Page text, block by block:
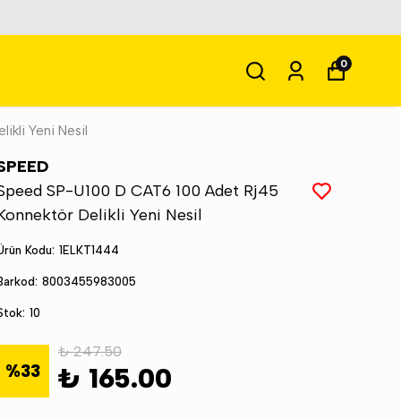
0
Yeni Nesil
SP-U100 D CAT6 100 Adet Rj45
Delikli Yeni Nesil
Kodu: 1ELKT1444
: 8003455983005
: 10
%33
₺ 247.50
₺ 165.00